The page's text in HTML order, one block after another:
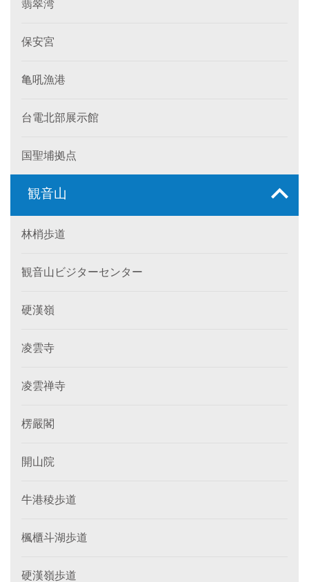
翡翠湾
保安宮
亀吼漁港
台電北部展示館
国聖埔拠点
観音山
林梢歩道
観音山ビジターセンター
硬漢嶺
凌雲寺
凌雲禅寺
楞嚴閣
開山院
牛港稜歩道
楓櫃斗湖歩道
硬漢嶺歩道